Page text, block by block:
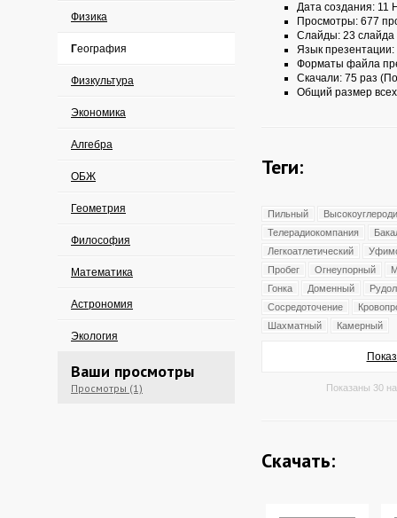
Физика
География
Физкультура
Экономика
Алгебра
ОБЖ
Геометрия
Философия
Математика
Астрономия
Экология
Ваши просмотры
Просмотры (1)
Дата создания: 11
Просмотры: 677
Слайды: 23 слайда
Язык презентации:
Форматы файла
Скачали: 75 раз
Общий размер
Теги:
Пильный
Телерадиокомпания
Легкоатлетический
Пробег
Огнеупорный
Гонка
Доменный
Сосредоточение
Шахматный
Камерный
Показаны 30
Скачать: